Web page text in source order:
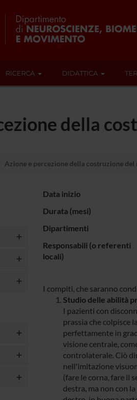
RICERCA DIDATTICA
della
Azione e percezione della costruzione
Data inizio
Durata (mesi)
Dipartimenti
Responsabili (o referenti
locali)
I compiti, che saranno
Studio delle abilità
I pazienti con
prassia che colpisce
perfettamente in
visione centrale,
controlaterale. Ciò
nell'imitazione
(fare le corna, fare il
destra, ma non con